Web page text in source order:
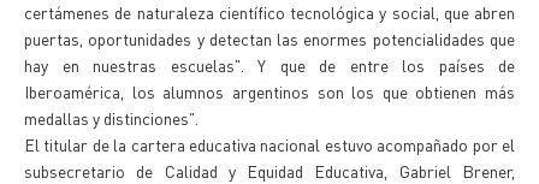
certámenes de naturaleza científico tecnológica y social, que abren
puertas, oportunidades y detectan las enormes potencialidades que
hay en nuestras escuelas". Y que de entre los países de
Iberoamérica, los alumnos argentinos son los que obtienen más
medallas y distinciones".
El titular de la cartera educativa nacional estuvo acompañado por el
subsecretario de Calidad y Equidad Educativa, Gabriel Brener,